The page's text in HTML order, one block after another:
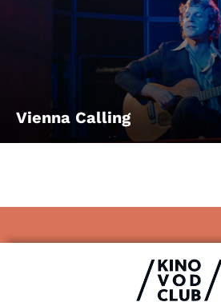
Vienna Calling
AGB
Kontakt